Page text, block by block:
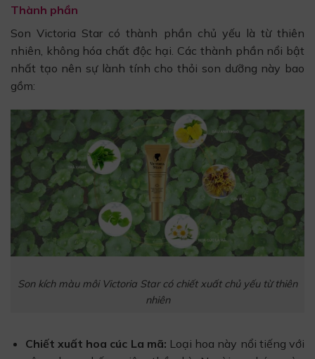
Thành phần
Son Victoria Star có thành phần chủ yếu là từ thiên
nhiên, không hóa chất độc hại. Các thành phần nổi bật
nhất tạo nên sự lành tính cho thỏi son dưỡng này bao
gồm:
Son kích màu môi Victoria Star có chiết xuất chủ yếu từ thiên
nhiên
Chiết xuất hoa cúc La mã: Loại hoa này nổi tiếng với